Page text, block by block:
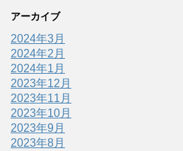
アーカイブ
2024年3月
2024年2月
2024年1月
2023年12月
2023年11月
2023年10月
2023年9月
2023年8月